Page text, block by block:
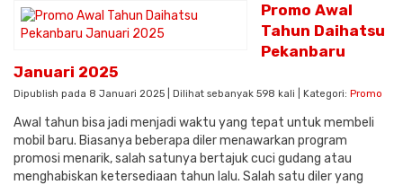
Promo Awal
Tahun Daihatsu
Pekanbaru
Januari 2025
Dipublish pada 8 Januari 2025 | Dilihat sebanyak 598 kali | Kategori: Promo
Awal tahun bisa jadi menjadi waktu yang tepat untuk membeli
mobil baru. Biasanya beberapa diler menawarkan program
promosi menarik, salah satunya bertajuk cuci gudang atau
menghabiskan ketersediaan tahun lalu. Salah satu diler yang